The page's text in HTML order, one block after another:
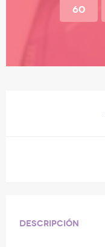
60
Descripción